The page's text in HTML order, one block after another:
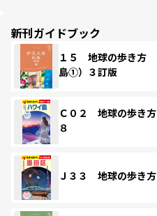
新刊ガイドブック
１５ 地球の歩き方
島①）３訂版
Ｃ０２ 地球の歩き
８
Ｊ３３ 地球の歩き